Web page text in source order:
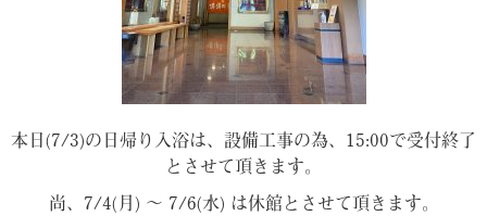
本日(7/3)の日帰り入浴は、設備工事の為、15:00で受付終了
とさせて頂きます。
尚、7/4(月) 〜 7/6(水) は休館とさせて頂きます。